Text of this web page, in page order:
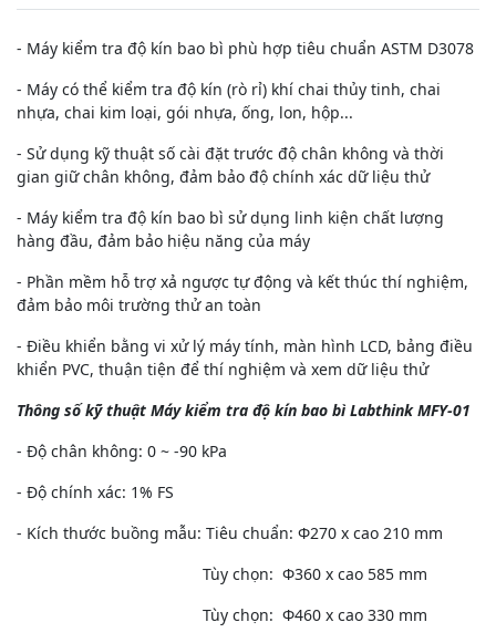
- Máy kiểm tra độ kín bao bì phù hợp tiêu chuẩn ASTM D3078
- Máy có thể kiểm tra độ kín (rò rỉ) khí chai thủy tinh, chai
nhựa, chai kim loại, gói nhựa, ống, lon, hộp...
- Sử dụng kỹ thuật số cài đặt trước độ chân không và thời
gian giữ chân không, đảm bảo độ chính xác dữ liệu thử
- Máy kiểm tra độ kín bao bì sử dụng linh kiện chất lượng
hàng đầu, đảm bảo hiệu năng của máy
- Phần mềm hỗ trợ xả ngược tự động và kết thúc thí nghiệm,
đảm bảo môi trường thử an toàn
- Điều khiển bằng vi xử lý máy tính, màn hình LCD, bảng điều
khiển PVC, thuận tiện để thí nghiệm và xem dữ liệu thử
Thông số kỹ thuật Máy kiểm tra độ kín bao bì Labthink MFY-01
- Độ chân không: 0 ~ -90 kPa
- Độ chính xác: 1% FS
- Kích thước buồng mẫu: Tiêu chuẩn: Φ270 x cao 210 mm
Tùy chọn: Φ360 x cao 585 mm
Tùy chọn: Φ460 x cao 330 mm